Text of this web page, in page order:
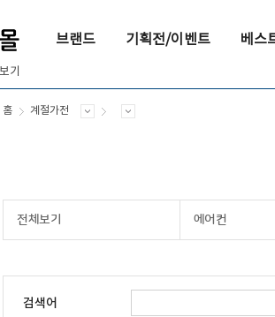
브랜드 기획전/이벤트 베스
기
홈 계절가전
전체보기 에어컨
검색어